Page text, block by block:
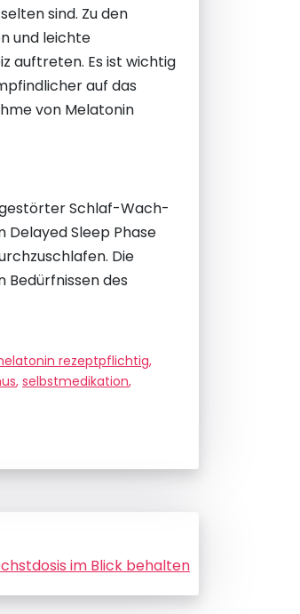
sind. Zu den
und leichte
auftreten. Es ist wichtig
auf das
von Melatonin
Schlaf-Wach-
Sleep Phase
Die
Bedürfnissen des
rezeptpflichtig,
, selbstmedikation,
im Blick behalten